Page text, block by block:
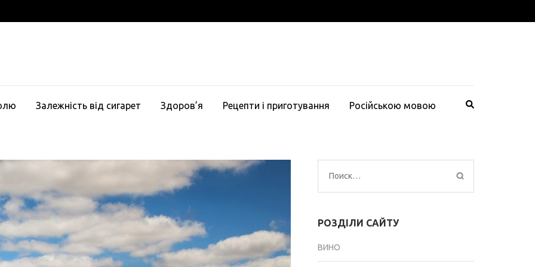
Залежність від сигарет Здоров’я Рецепти і приготування Російською мовою
Найти:
РОЗДІЛИ САЙТУ
ВИНО